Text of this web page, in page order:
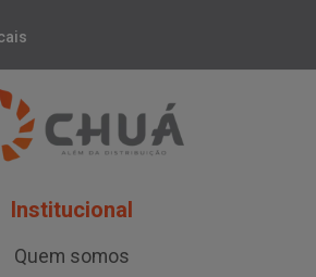
Institucional
Quem somos